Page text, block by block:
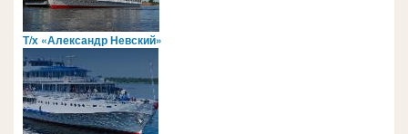
Т/х «Александр Невский»